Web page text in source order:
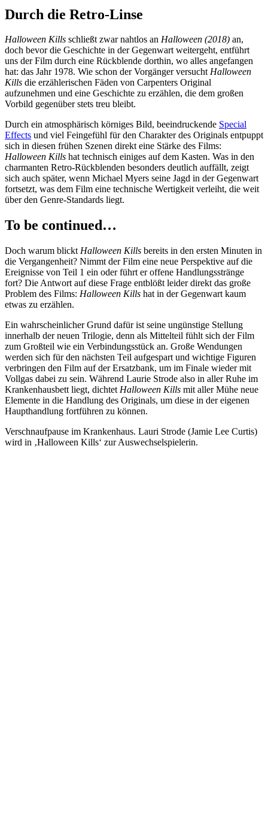
Durch die Retro-Linse
Halloween Kills schließt zwar nahtlos an Halloween (2018) an,
doch bevor die Geschichte in der Gegenwart weitergeht, entführt
uns der Film durch eine Rückblende dorthin, wo alles angefangen
hat: das Jahr 1978. Wie schon der Vorgänger versuchtHalloween
Kills die erzählerischen Fäden von Carpenters Original
aufzunehmen und eine Geschichte zu erzählen, die dem großen
Vorbild gegenüber stets treu bleibt.
Durch ein atmosphärisch körniges Bild, beeindruckende Special
Effects und viel Feingefühl für den Charakter des Originals entpuppt
sich in diesen frühen Szenen direkt eine Stärke des Films:
Halloween Kills hat technisch einiges auf dem Kasten. Was in den
charmanten Retro-Rückblenden besonders deutlich auffällt, zeigt
sich auch später, wenn Michael Myers seine Jagd in der Gegenwart
fortsetzt, was dem Film eine technische Wertigkeit verleiht, die weit
über den Genre-Standards liegt.
To be continued…
Doch warum blickt Halloween Kills bereits in den ersten Minuten in
die Vergangenheit? Nimmt der Film eine neue Perspektive auf die
Ereignisse von Teil 1 ein oder führt er offene Handlungsstränge
fort? Die Antwort auf diese Frage entblößt leider direkt das große
Problem des Films: Halloween Kills hat in der Gegenwart kaum
etwas zu erzählen.
Ein wahrscheinlicher Grund dafür ist seine ungünstige Stellung
innerhalb der neuen Trilogie, denn als Mittelteil fühlt sich der Film
zum Großteil wie ein Verbindungsstück an. Große Wendungen
werden sich für den nächsten Teil aufgespart und wichtige Figuren
verbringen den Film auf der Ersatzbank, um im Finale wieder mit
Vollgas dabei zu sein. Während Laurie Strode also in aller Ruhe im
Krankenhausbett liegt, dichtet Halloween Kills mit aller Mühe neue
Elemente in die Handlung des Originals, um diese in der eigenen
Haupthandlung fortführen zu können.
Verschnaufpause im Krankenhaus. Lauri Strode (Jamie Lee Curtis)
wird in ‚Halloween Kills‘ zur Auswechselspielerin.